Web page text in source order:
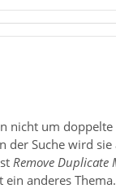
nicht um
der Suche wird
Remove Duplicate
anderes